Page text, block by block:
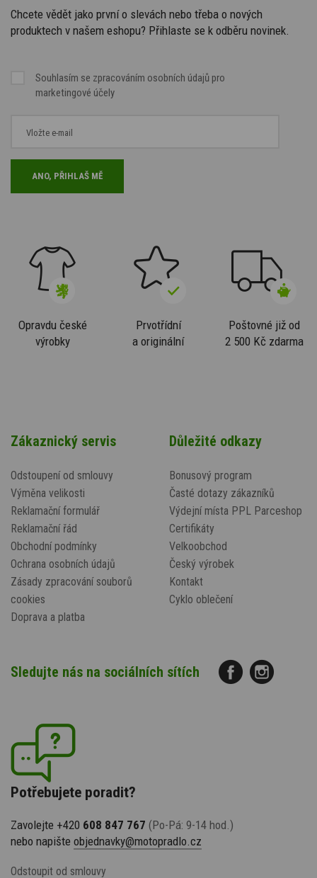
Chcete vědět jako první o slevách nebo třeba o nových
produktech v našem eshopu? Přihlaste se k odběru novinek.
Souhlasím se zpracováním osobních údajů pro
marketingové účely
Opravdu české
výrobky
Prvotřídní
a originální
Poštovné již od
2 500 Kč zdarma
Zákaznický servis
Odstoupení od smlouvy
Výměna velikosti
Reklamační formulář
Reklamační řád
Obchodní podmínky
Ochrana osobních údajů
Zásady zpracování souborů
cookies
Doprava a platba
Důležité odkazy
Bonusový program
Časté dotazy zákazníků
Výdejní místa PPL Parceshop
Certifikáty
Velkoobchod
Český výrobek
Kontakt
Cyklo oblečení
Sledujte nás na sociálních sítích
Potřebujete poradit?
Zavolejte +420 608 847 767 (Po-Pá: 9-14 hod.)
nebo napište objednavky@motopradlo.cz
Odstoupit od smlouvy